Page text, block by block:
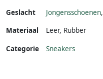
Geslacht Jongensschoenen,
Materiaal
Leer, Rubber
Categorie Sneakers